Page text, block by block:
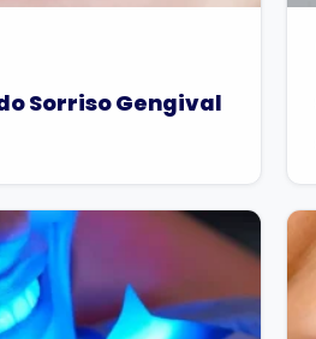
Sorriso Gengival